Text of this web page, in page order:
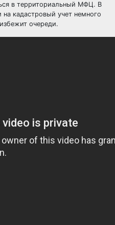
в территориальный МФЦ. В
на кадастровый учет немного
избежит очереди.